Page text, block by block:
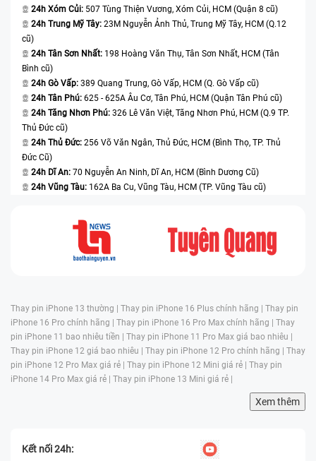
24h Xóm Củi: 507 Tùng Thiện Vương, Xóm Củi, HCM (Quận 8 cũ)
24h Trung Mỹ Tây: 23M Nguyễn Ảnh Thủ, Trung Mỹ Tây, HCM (Q.12
cũ)
24h Tân Sơn Nhất: 198 Hoàng Văn Thụ, Tân Sơn Nhất, HCM (Tân
Bình cũ)
24h Gò Vấp: 389 Quang Trung, Gò Vấp, HCM (Q. Gò Vấp cũ)
24h Tân Phú: 625 - 625A Âu Cơ, Tân Phú, HCM (Quận Tân Phú cũ)
24h Tăng Nhơn Phú: 326 Lê Văn Việt, Tăng Nhơn Phú, HCM (Q.9 TP.
Thủ Đức cũ)
24h Thủ Đức: 256 Võ Văn Ngân, Thủ Đức, HCM (Bình Thọ, TP. Thủ
Đức Cũ)
24h Dĩ An: 70 Nguyễn An Ninh, Dĩ An, HCM (Bình Dương Cũ)
24h Vũng Tàu: 162A Ba Cu, Vũng Tàu, HCM (TP. Vũng Tàu cũ)
Thay pin iPhone 13 thường | Thay pin iPhone 16 Plus chính hãng | Thay pin
iPhone 16 Pro chính hãng | Thay pin iPhone 16 Pro Max chính hãng | Thay
pin iPhone 11 bao nhiêu tiền | Thay pin iPhone 11 Pro Max giá bao nhiêu |
Thay pin iPhone 12 giá bao nhiêu | Thay pin iPhone 12 Pro chính hãng | Thay
pin iPhone 12 Pro Max giá rẻ | Thay pin iPhone 12 Mini giá rẻ | Thay pin
iPhone 14 Pro Max giá rẻ | Thay pin iPhone 13 Mini giá rẻ |
Xem thêm
Kết nối 24h: